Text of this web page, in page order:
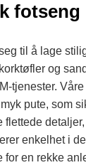
fotseng
til å lage
og
tjenester.
pute, som
flettede
enkelhet i
en rekke